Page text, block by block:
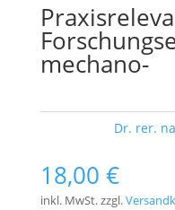
mechano-
Dr. rer.
18,00 €
inkl. MwSt.zzgl.